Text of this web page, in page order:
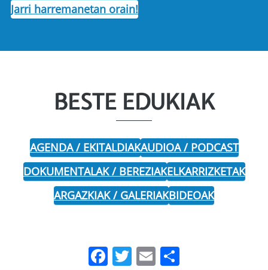
Jarri harremanetan orain!
BESTE EDUKIAK
AGENDA / EKITALDIAKAUDIOA / PODCAST
DOKUMENTALAK / BEREZIAKELKARRIZKETAK
ARGAZKIAK / GALERIAKBIDEOAK
Facebook
Twitter
Email